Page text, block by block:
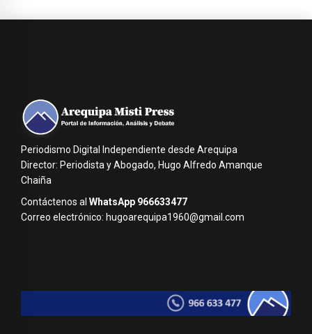
Periodismo Digital Independiente desde Arequipa
Director: Periodista y Abogado, Hugo Alfredo Amanque
Chaiña
Contáctenos al WhatsApp 966633477
Correo electrónico: hugoarequipa1960@gmail.com